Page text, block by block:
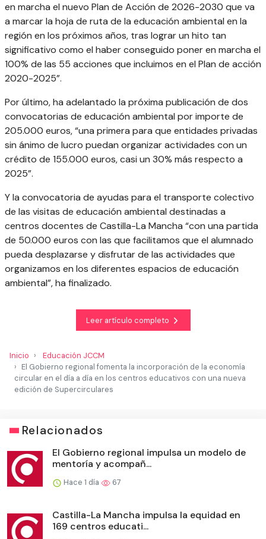
en marcha el nuevo Plan de Acción de 2026-2030 que va
a marcar la hoja de ruta de la educación ambiental en la
región en los próximos años, tras lograr un hito tan
significativo como el haber conseguido poner en marcha el
100% de las 55 acciones que incluimos en el Plan de acción
2020-2025”.
Por último, ha adelantado la próxima publicación de dos
convocatorias de educación ambiental por importe de
205.000 euros, “una primera para que entidades privadas
sin ánimo de lucro puedan organizar actividades con un
crédito de 155.000 euros, casi un 30% más respecto a
2025”.
Y la convocatoria de ayudas para el transporte colectivo
de las visitas de educación ambiental destinadas a
centros docentes de Castilla-La Mancha “con una partida
de 50.000 euros con las que facilitamos que el alumnado
pueda desplazarse y disfrutar de las actividades que
organizamos en los diferentes espacios de educación
ambiental”, ha finalizado.
Leer artículo completo
Inicio
Educación JCCM
El Gobierno regional fomenta la incorporación de la economía
circular en el día a día en los centros educativos con una nueva
edición de Supercirculares
Relacionados
El Gobierno regional impulsa un modelo de
mentoría y acompañ...
Hace 1 día 67
Castilla-La Mancha impulsa la equidad en
169 centros educati...